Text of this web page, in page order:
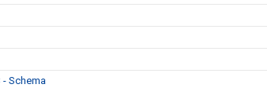
- Schema